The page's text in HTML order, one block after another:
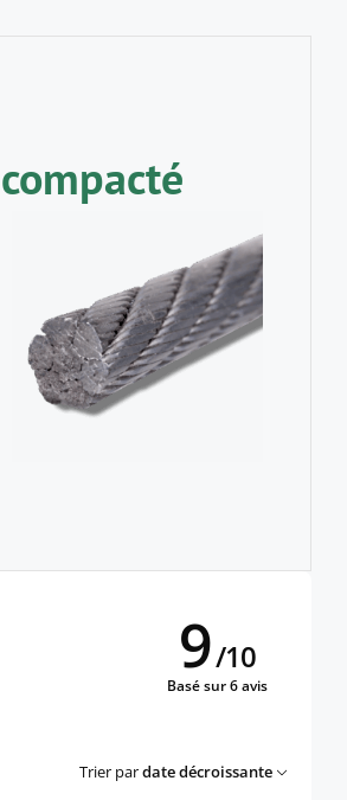
9/10
Basé sur 6 avis
Trier pardate décroissante